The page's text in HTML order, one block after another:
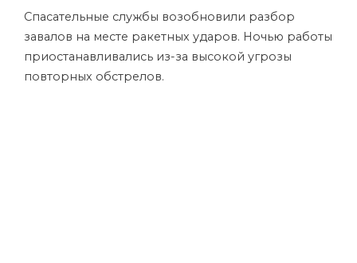
Спасательные службы возобновили разбор
завалов на месте ракетных ударов. Ночью работы
приостанавливались из-за высокой угрозы
повторных обстрелов.